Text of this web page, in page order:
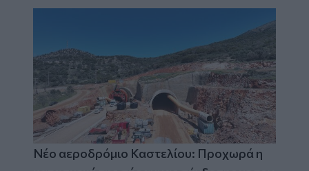
Νέο αεροδρόμιο Καστελίου: Προχωρά η